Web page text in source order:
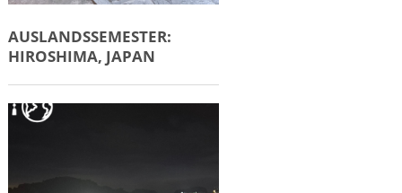
AUSLANDSSEMESTER:
HIROSHIMA, JAPAN